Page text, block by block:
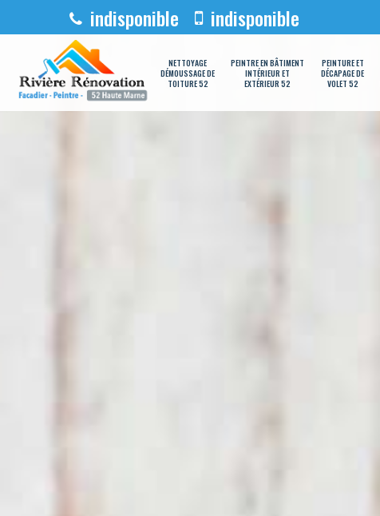
indisponible indisponible
NETTOYAGE
DÉMOUSSAGE DE
TOITURE 52
PEINTRE EN BÂTIMENT
INTÉRIEUR ET
EXTÉRIEUR 52
PEINTURE ET
DÉCAPAGE DE
VOLET 52